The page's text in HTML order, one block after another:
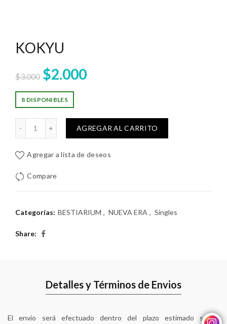
KOKYU
$3.000 El
precio
original
era:
$3.000.
$2.000El
actual
es:
$2.000.
8 DISPONIBLES
AGREGAR AL CARRITO
Agregar a lista de deseos
Compare
Categorías: BESTIARIUM , NUEVA ERA , Singles
Share
Detalles y Términos de Envios
El envío será efectuado dentro del plazo estimado según
instagram